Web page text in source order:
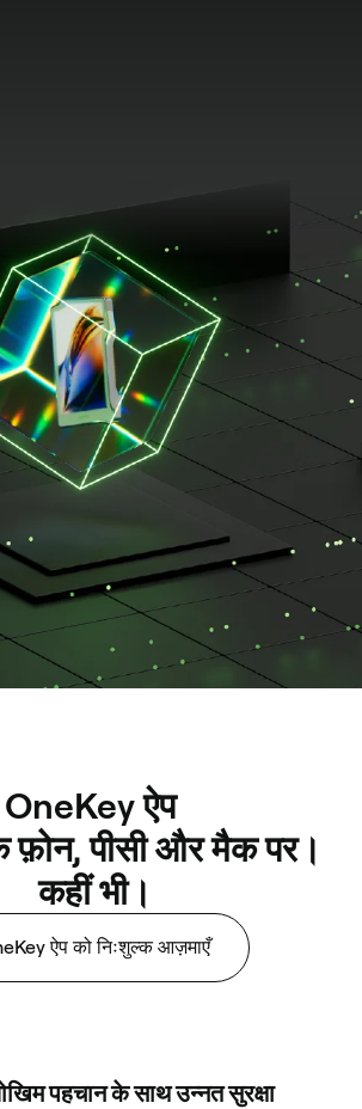
OneKey ऐप
कहीं भी।
ऐप को निःशुल्क आज़माएँ
पहचान के साथ उन्नत सुरक्षा